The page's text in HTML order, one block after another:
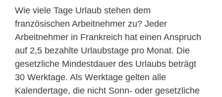
Wie viele Tage Urlaub stehen dem
französischen Arbeitnehmer zu? Jeder
Arbeitnehmer in Frankreich hat einen Anspruch
auf 2,5 bezahlte Urlaubstage pro Monat. Die
gesetzliche Mindestdauer des Urlaubs beträgt
30 Werktage. Als Werktage gelten alle
Kalendertage, die nicht Sonn- oder gesetzliche